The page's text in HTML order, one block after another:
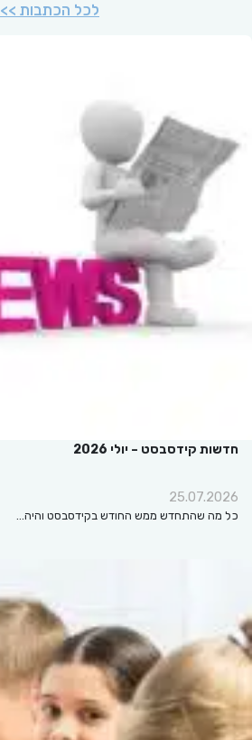
לכל הכתבות >>
חדשות קידסבסט – יולי 2026
25.07.2026
כל מה שהתחדש ממש החודש בקידסבסט והיה…